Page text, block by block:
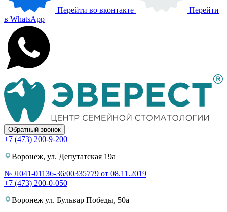
Перейти во вконтакте
Перейти
в WhatsApp
Обратный звонок
+7 (473) 200-9-200
Воронеж, ул. Депутатская 19а
№ Л041-01136-36/00335779 от 08.11.2019
+7 (473) 200-0-050
Воронеж ул. Бульвар Победы, 50а